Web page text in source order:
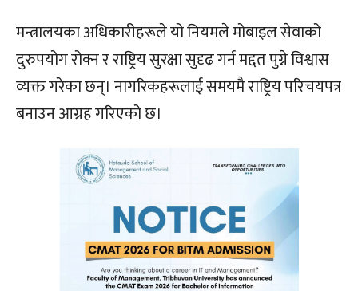
मन्त्रालयका अधिकारीहरूले यो नियमले मोबाइल सेवाको
दुरुपयोग रोक्न र राष्ट्रिय सुरक्षा सुदृढ गर्न मद्दत पुग्ने विश्वास
व्यक्त गरेका छन्। नागरिकहरूलाई समयमै राष्ट्रिय परिचयपत्र
बनाउन आग्रह गरिएको छ।